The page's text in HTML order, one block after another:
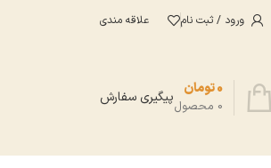
ورود / ثبت نام علاقه مندی
0 محصول
0تومان پیگیری سفارش